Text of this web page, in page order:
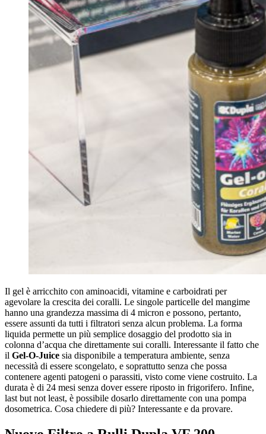
Il gel è arricchito con aminoacidi, vitamine e carboidrati per
agevolare la crescita dei coralli. Le singole particelle del mangime
hanno una grandezza massima di 4 micron e possono, pertanto,
essere assunti da tutti i filtratori senza alcun problema. La forma
liquida permette un più semplice dosaggio del prodotto sia in
colonna d’acqua che direttamente sui coralli. Interessante il fatto che
il Gel-O-Juice sia disponibile a temperatura ambiente, senza
necessità di essere scongelato, e soprattutto senza che possa
contenere agenti patogeni o parassiti, visto come viene costruito. La
durata è di 24 mesi senza dover essere riposto in frigorifero. Infine,
last but not least, è possibile dosarlo direttamente con una pompa
dosometrica. Cosa chiedere di più? Interessante e da provare.